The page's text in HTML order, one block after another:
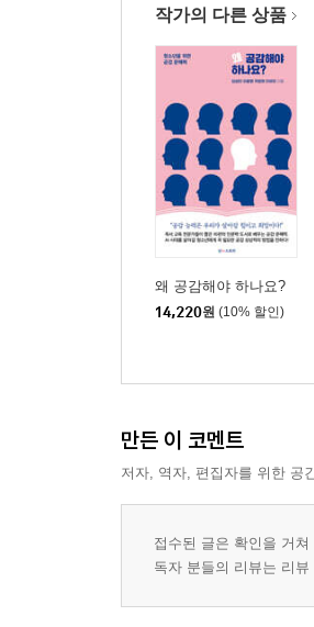
작가의 다른 상품
왜 공감해야 하나요?
14,220원 (10% 할인)
만든 이 코멘트
저자, 역자, 편집자를 위한 공
접수된 글은 확인을 거
독자 분들의 리뷰는 리